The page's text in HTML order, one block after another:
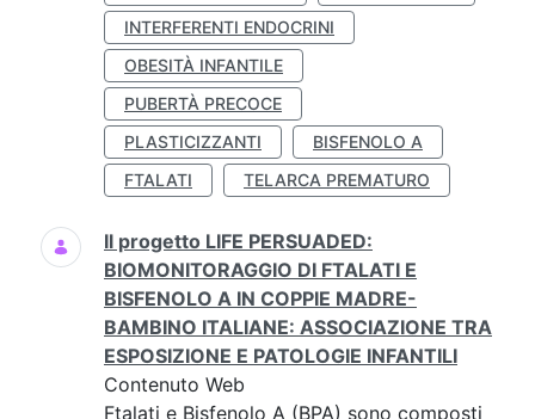
INTERFERENTI ENDOCRINI
OBESITÀ INFANTILE
PUBERTÀ PRECOCE
PLASTICIZZANTI
BISFENOLO A
FTALATI
TELARCA PREMATURO
Il progetto LIFE PERSUADED:
BIOMONITORAGGIO DI FTALATI E
BISFENOLO A IN COPPIE MADRE-
BAMBINO ITALIANE: ASSOCIAZIONE TRA
ESPOSIZIONE E PATOLOGIE INFANTILI
Contenuto Web
Ftalati e Bisfenolo A (BPA) sono composti